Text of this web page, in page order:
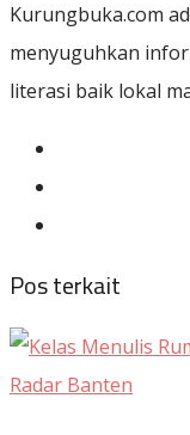
Kurungbuka.com
menyuguhkan
literasi baik lokal
Pos terkait